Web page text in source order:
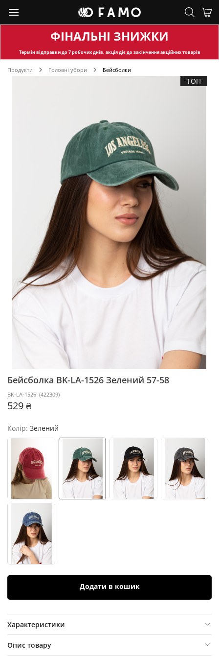
ФІНАЛЬНІ ЗНИЖКИ
Термін відправкидо 7 робочих днів, акція діє до закінчення акційних товарів
Продукти Головні убори Бейсболки
ТОП
Бейсболка BK-LA-1526 Зелений 57-58
BK-LA-1526 (422309)
529 ₴
Колір: Зелений
Додати в кошик
Характеристики
Опис товару